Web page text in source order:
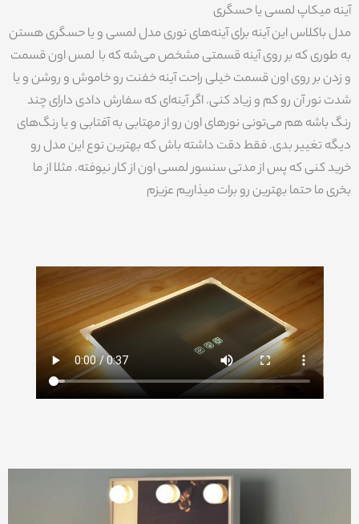
آینه میکاپ لمسی یا حسگری
مدل باکلاس این آینه برای آینه‌های نوری مدل لمسی و یا حسگری هستن
به طوری که بر روی آینه قسمتی مشخص می‌شه که با لمس اون قسمت
و زدن بر روی اون قسمت خیلی راحت آینه خفنت رو خاموش و روشن و یا
شدت نور آن رو کم و زیاد کنی. اگر آینه‌ای که سفارش دادی دارای چند
رنگ باشه هم می‌تونی نورهای اون رو از مهتابی به آفتابی و یا رنگ‌های
دیگه تغییر بدی. فقط دقت داشته باش که بهترین نوع این مدل رو
خرید کنی که پس از مدتی سنسور لمسی اون از کار نیوفته. مثلا از ما
بخری ما حتما بهترین رو برات میذاریم عزیزم